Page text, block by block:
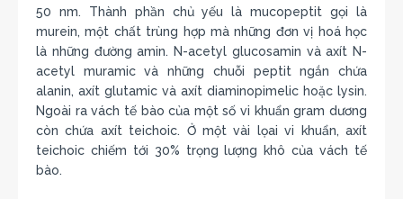
50 nm. Thành phần chủ yếu là mucopeptit gọi là
murein, một chất trùng hợp mà những đơn vị hoá học
là những đường amin. N-acetyl glucosamin và axít N-
acetyl muramic và những chuỗi peptit ngắn chứa
alanin, axít glutamic và axít diaminopimelic hoặc lysin.
Ngoài ra vách tế bào của một số vi khuẩn gram dương
còn chứa axít teichoic. Ở một vài lọai vi khuẩn, axít
teichoic chiếm tới 30% trọng lượng khô của vách tế
bào.